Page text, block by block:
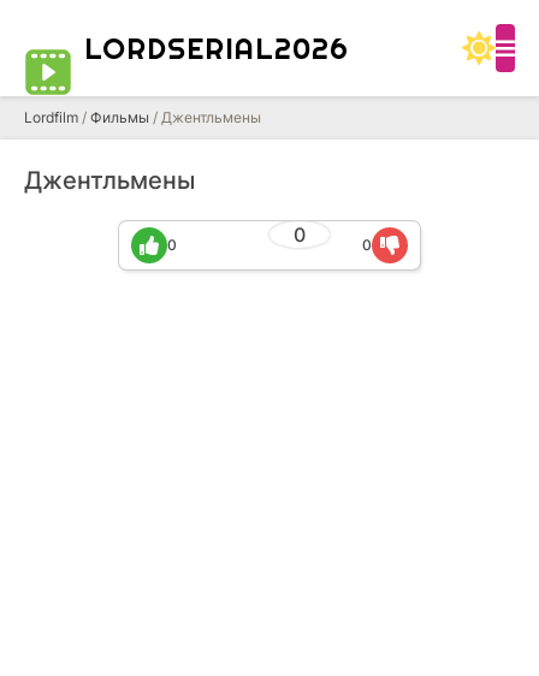
LORDSERIAL2026
Lordfilm / Фильмы / Джентльмены
Джентльмены
0
0 0